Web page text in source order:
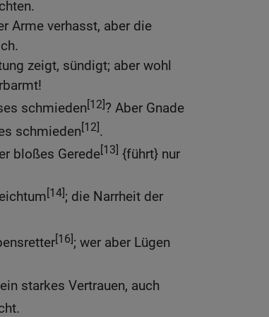
Arme verhasst, aber die
zeigt, sündigt; aber wohl
schmieden[12]? Aber Gnade
schmieden[12].
bloßes Gerede[13] {führt} nur
[14]; die Narrheit der
[16]; wer aber Lügen
starkes Vertrauen, auch